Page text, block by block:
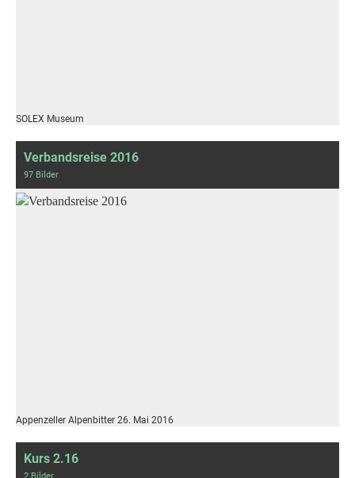
SOLEX Museum
Verbandsreise 2016
97 Bilder
Appenzeller Alpenbitter 26. Mai 2016
Kurs 2.16
2 Bilder